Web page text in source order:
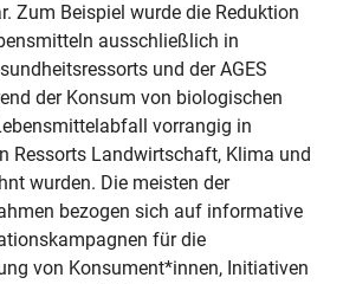
Zum Beispiel wurde die Reduktion
ausschließlich in
und der AGES
der Konsum von biologischen
vorrangig in
Ressorts Landwirtschaft, Klima und
wurden. Die meisten der
bezogen sich auf informative
für die
von Konsument*innen, Initiativen